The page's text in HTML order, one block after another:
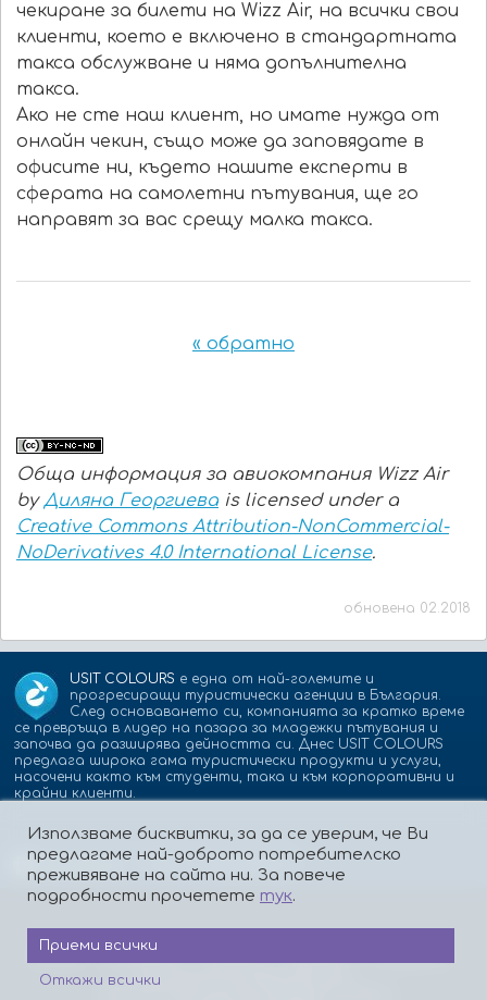
чекиране за билети на Wizz Air, на всички свои
клиенти, което е включено в стандартната
такса обслужване и няма допълнителна
такса.
Ако не сте наш клиент, но имате нужда от
онлайн чекин, също може да заповядате в
офисите ни, където нашите експерти в
сферата на самолетни пътувания, ще го
направят за вас срещу малка такса.
« обратно
Обща информация за авиокомпания Wizz Air
byДиляна Георгиева is licensed under a
Creative Commons Attribution-NonCommercial-
NoDerivatives 4.0 International License.
обновена 02.2018
USIT COLOURS е една от най-големите и
прогресиращи туристически агенции в България.
След основаването си, компанията за кратко време
се превръща в лидер на пазара за младежки пътувания и
започва да разширява дейността си. Днес USIT COLOURS
предлага широка гама туристически продукти и услуги,
насочени както към студенти, така и към корпоративни и
крайни клиенти.
Партньори: isic.bg dskbank.bg
За нас
Политика за поверителност
Използваме бисквитки, за да се уверим, че Ви
предлагаме най-доброто потребителско
преживяване на сайта ни. За повече
подробности прочетете тук.
Приеми всички
Откажи всички